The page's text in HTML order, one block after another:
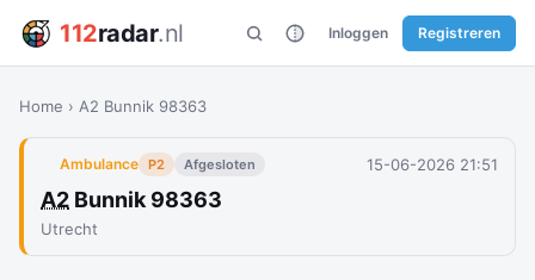
112radar.nl Inloggen Registreren
Home › A2 Bunnik 98363
Ambulance P2 Afgesloten 15-06-2026 21:51
A2 Bunnik 98363
Utrecht